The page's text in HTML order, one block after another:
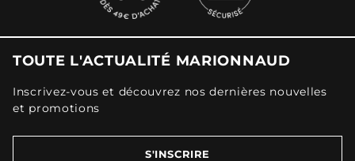
TOUTE L'ACTUALITÉ MARIONNAUD
Inscrivez-vous et découvrez nos dernières nouvelles
et promotions
S'INSCRIRE